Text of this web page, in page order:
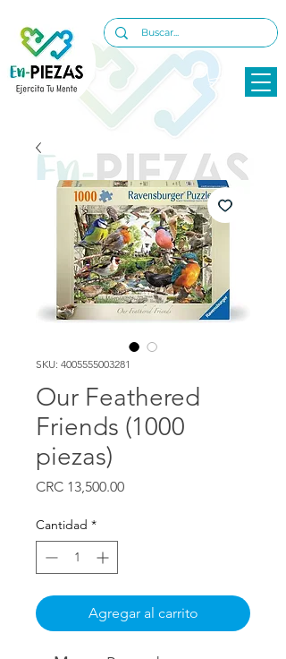
SKU: 4005555003281
Our Feathered
Friends (1000
piezas)
CRC 13,500.00Precio
Cantidad *
Agregar al carrito